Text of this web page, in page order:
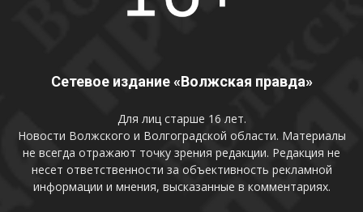
Сетевое издание «Волжская правда»
Для лиц старше 16 лет.
Новости Волжского и Волгоградской области. Материалы
не всегда отражают точку зрения редакции. Редакция не
несет ответственности за объективность рекламной
информации и мнения, высказанные в комментариях.